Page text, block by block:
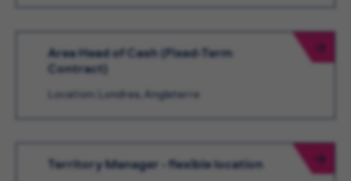
Area Head of Cash (Fixed-Term
Contract)
Location: Londres, Angleterre
Territory Manager - flexible location